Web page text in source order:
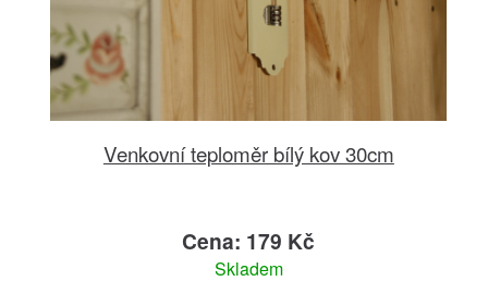
Venkovní teploměr bílý kov 30cm
Cena: 179 Kč
Skladem